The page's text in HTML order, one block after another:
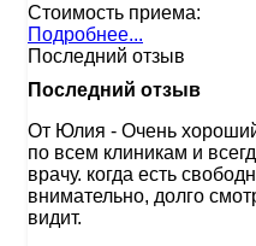
Стоимость приема:
Подробнее...
Последний отзыв
Последний отзыв
От Юлия - Очень
по всем клиникам и
врачу. когда есть
внимательно, долго
видит.